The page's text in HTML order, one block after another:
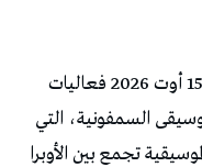
تحتضن مدينة الجم من 11 جويلية إلى 15 أوت 2026 فعاليات
السمفونية، التي
تجمع بين الأوبرا